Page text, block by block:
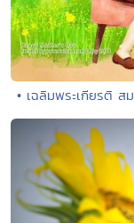
• เฉลิมพระเกียรติ ส